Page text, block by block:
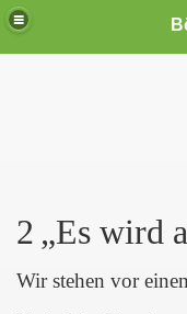
2 „Es
Wir stehen vor